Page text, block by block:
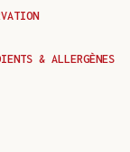
& ALLERGÈNES